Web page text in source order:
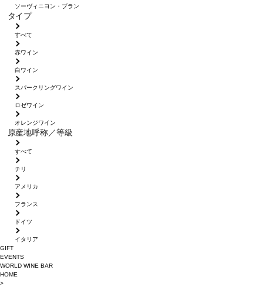
ソーヴィニヨン・ブラン
タイプ
すべて
赤ワイン
白ワイン
スパークリングワイン
ロゼワイン
オレンジワイン
原産地呼称／等級
すべて
チリ
アメリカ
フランス
ドイツ
イタリア
GIFT
EVENTS
WORLD WINE BAR
HOME
>